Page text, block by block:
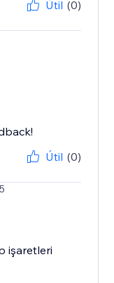
Útil (0)
Útil (0)
işaretleri